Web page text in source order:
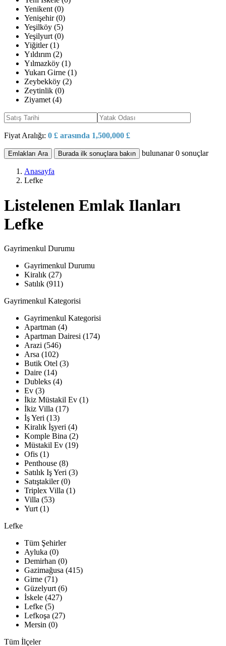
Yenikent (0)
Yenişehir (0)
Yeşilköy (5)
Yeşilyurt (0)
Yiğitler (1)
Yıldırım (2)
Yılmazköy (1)
Yukarı Girne (1)
Zeybekköy (2)
Zeytinlik (0)
Ziyamet (4)
Fiyat Aralığı: 0 £ arasında 1,500,000 £
Emlakları Ara Burada ilk sonuçlara bakın bulunanar0 sonuçlar
Anasayfa
Lefke
Listelenen Emlak Ilanları
Lefke
Gayrimenkul Durumu
Gayrimenkul Durumu
Kiralık (27)
Satılık (911)
Gayrimenkul Kategorisi
Gayrimenkul Kategorisi
Apartman (4)
Apartman Dairesi (174)
Arazi (546)
Arsa (102)
Butik Otel (3)
Daire (14)
Dubleks (4)
Ev (3)
İkiz Müstakil Ev (1)
İkiz Villa (17)
İş Yeri (13)
Kiralık İşyeri (4)
Komple Bina (2)
Müstakil Ev (19)
Ofis (1)
Penthouse (8)
Satılık Iş Yeri (3)
Satıştakiler (0)
Triplex Villa (1)
Villa (53)
Yurt (1)
Lefke
Tüm Şehirler
Ayluka (0)
Demirhan (0)
Gazimağusa (415)
Girne (71)
Güzelyurt (6)
İskele (427)
Lefke (5)
Lefkoşa (27)
Mersin (0)
Tüm İlçeler